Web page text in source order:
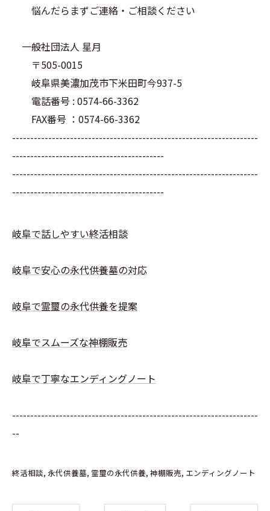
悩んだらまずご連絡・ご相談ください
一般社団法人 星月
〒505-0015
岐阜県美濃加茂市下米田町今937-5
電話番号 : 0574-66-3362
FAX番号 ：0574-66-3362
--------------------------------------------------------------------
------------------------------------------
--------------------------------------------------------------------
------------------------------------------
岐阜で話しやすい終活相談
岐阜で安心の永代供養墓の対応
岐阜で霊璽の永代供養を提案
岐阜でスムーズな神棚販売
岐阜で丁寧なエンディングノート
--------------------------------------------------------------------
--
終活相談 永代供養墓 霊璽の永代供養 神棚販売 エンディングノート